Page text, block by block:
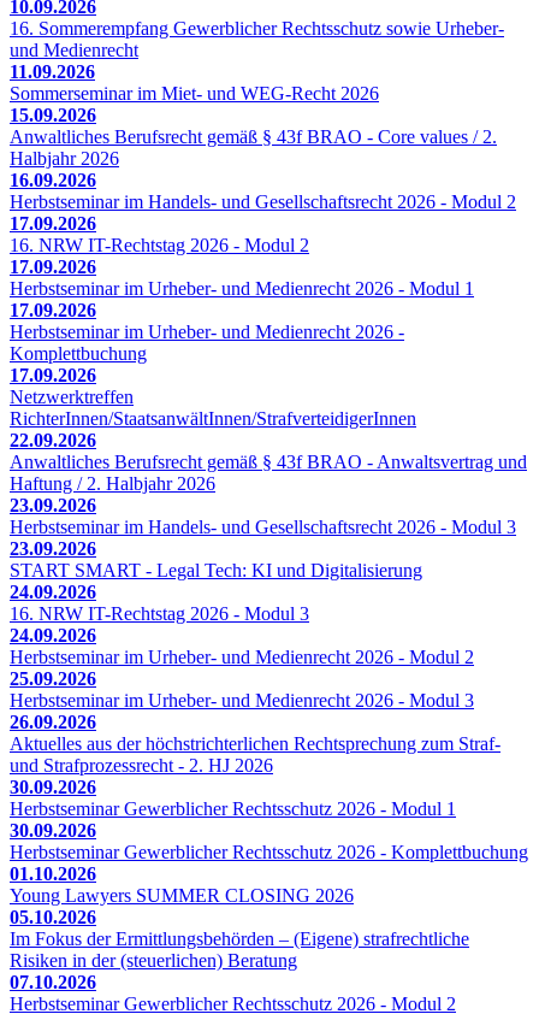
10.09.2026
16. Sommerempfang Gewerblicher Rechtsschutz sowie Urheber-
und Medienrecht
11.09.2026
Sommerseminar im Miet- und WEG-Recht 2026
15.09.2026
Anwaltliches Berufsrecht gemäß § 43f BRAO - Core values / 2.
Halbjahr 2026
16.09.2026
Herbstseminar im Handels- und Gesellschaftsrecht 2026 - Modul 2
17.09.2026
16. NRW IT-Rechtstag 2026 - Modul 2
17.09.2026
Herbstseminar im Urheber- und Medienrecht 2026 - Modul 1
17.09.2026
Herbstseminar im Urheber- und Medienrecht 2026 -
Komplettbuchung
17.09.2026
Netzwerktreffen
RichterInnen/StaatsanwältInnen/StrafverteidigerInnen
22.09.2026
Anwaltliches Berufsrecht gemäß § 43f BRAO - Anwaltsvertrag und
Haftung / 2. Halbjahr 2026
23.09.2026
Herbstseminar im Handels- und Gesellschaftsrecht 2026 - Modul 3
23.09.2026
START SMART - Legal Tech: KI und Digitalisierung
24.09.2026
16. NRW IT-Rechtstag 2026 - Modul 3
24.09.2026
Herbstseminar im Urheber- und Medienrecht 2026 - Modul 2
25.09.2026
Herbstseminar im Urheber- und Medienrecht 2026 - Modul 3
26.09.2026
Aktuelles aus der höchstrichterlichen Rechtsprechung zum Straf-
und Strafprozessrecht - 2. HJ 2026
30.09.2026
Herbstseminar Gewerblicher Rechtsschutz 2026 - Modul 1
30.09.2026
Herbstseminar Gewerblicher Rechtsschutz 2026 - Komplettbuchung
01.10.2026
Young Lawyers SUMMER CLOSING 2026
05.10.2026
Im Fokus der Ermittlungsbehörden – (Eigene) strafrechtliche
Risiken in der (steuerlichen) Beratung
07.10.2026
Herbstseminar Gewerblicher Rechtsschutz 2026 - Modul 2